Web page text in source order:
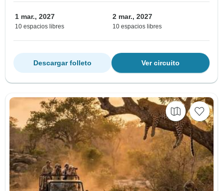
1 mar., 2027
10 espacios libres
2 mar., 2027
10 espacios libres
Ver circuito
Descargar folleto